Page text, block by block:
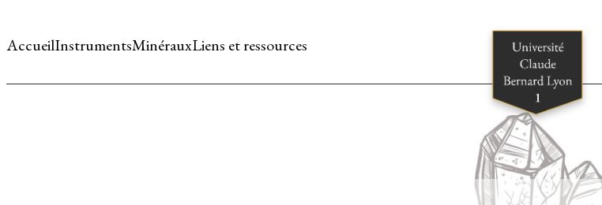
AccueilInstrumentsMinérauxLiens et ressources